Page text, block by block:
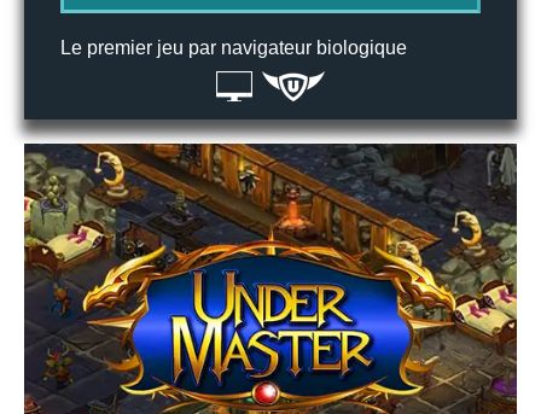
Le premier jeu par navigateur biologique